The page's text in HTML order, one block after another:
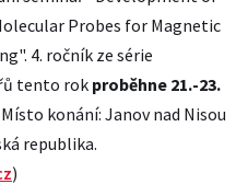
Probes for Magnetic
4. ročník ze série
tento rok proběhne 21.-23.
Místo konání: Janov nad Nisou
republika.
)